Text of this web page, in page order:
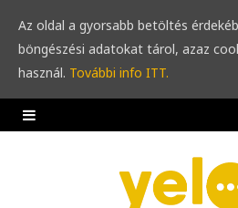
Az oldal a gyorsabb betöltés
böngészési adatokat tárol, azaz
használ. További info ITT.